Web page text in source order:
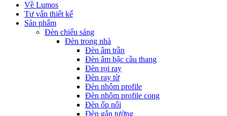
Về Lumos
Tư vấn thiết kế
Sản phẩm
Đèn chiếu sáng
Đèn trong nhà
Đèn âm trần
Đèn âm bậc cầu thang
Đèn rọi ray
Đèn ray từ
Đèn nhôm profile
Đèn nhôm profile cong
Đèn ốp nổi
Đèn gắn tường